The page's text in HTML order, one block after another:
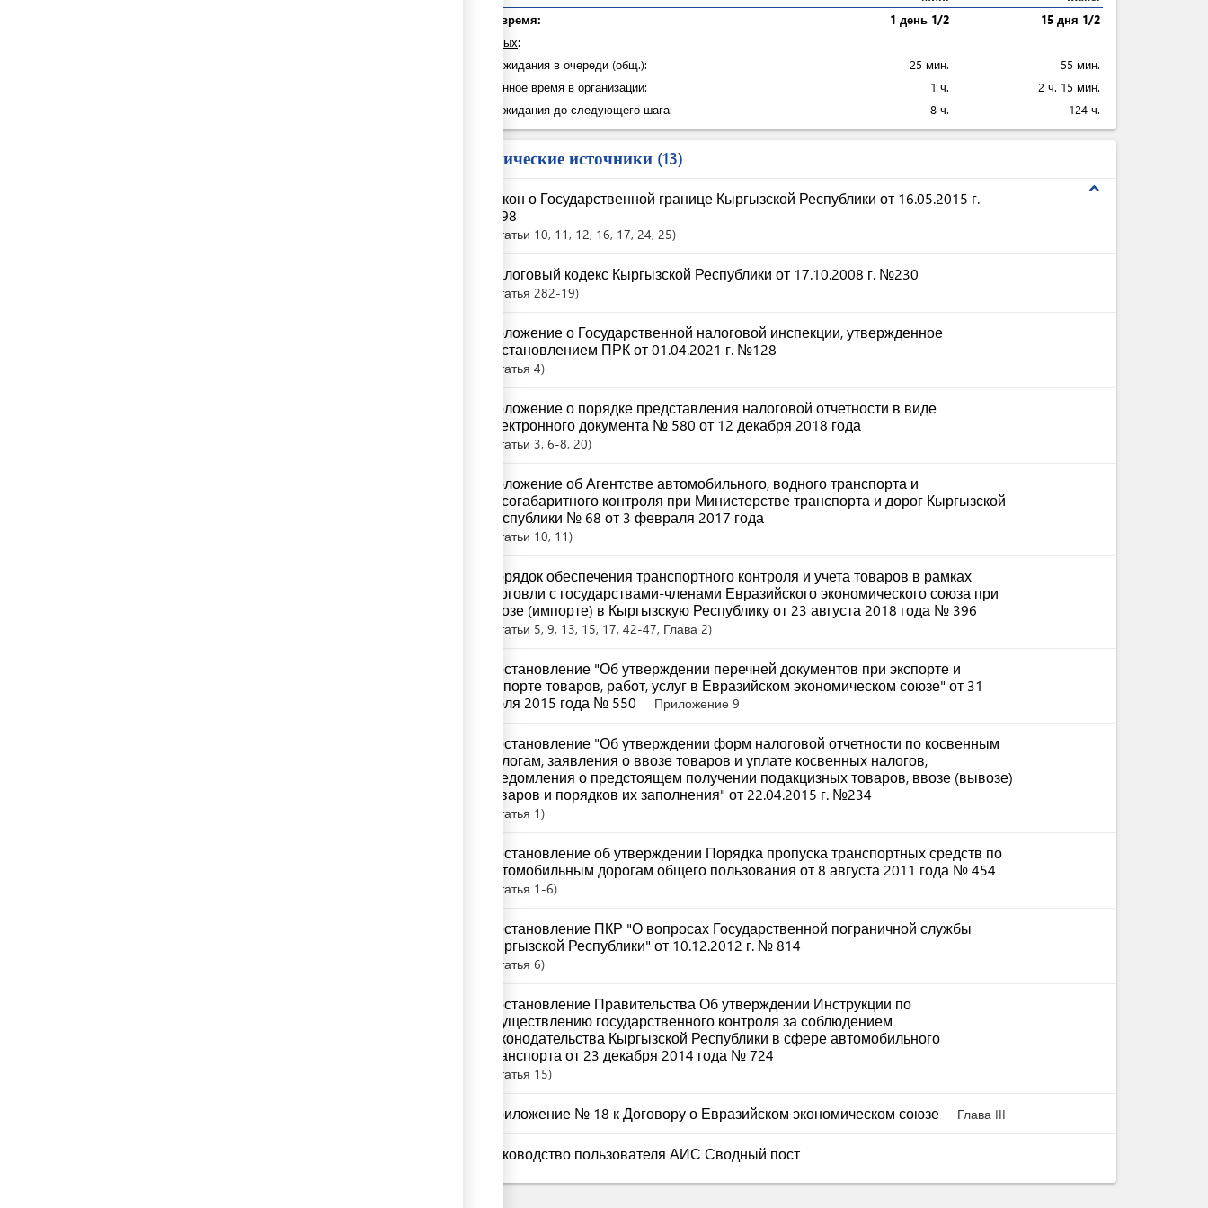
Общее время:
1 день 1/2
15 дня 1/2
из которых:
Время ожидания в очереди (общ.):
25 мин.
55 мин.
Затраченное время в организации:
1 ч.
2 ч. 15 мин.
Время ожидания до следующего шага:
8 ч. 124 ч.
Юридические источники 13
expand_less
Закон о Государственной границе Кыргызской Республики от 16.05.2015 г.
№98
Статьи 10, 11, 12, 16, 17, 24, 25
Налоговый кодекс Кыргызской Республики от 17.10.2008 г. №230
Статья 282-19
Положение о Государственной налоговой инспекции, утвержденное
постановлением ПРК от 01.04.2021 г. №128
Статья 4
Положение о порядке представления налоговой отчетности в виде
электронного документа № 580 от 12 декабря 2018 года
Статьи 3, 6-8, 20
Положение об Агентстве автомобильного, водного транспорта и
весогабаритного контроля при Министерстве транспорта и дорог Кыргызской
Республики № 68 от 3 февраля 2017 года
Статьи 10, 11
Порядок обеспечения транспортного контроля и учета товаров в рамках
торговли с государствами-членами Евразийского экономического союза при
ввозе (импорте) в Кыргызскую Республику от 23 августа 2018 года № 396
Статьи 5, 9, 13, 15, 17, 42-47, Глава 2
Постановление "Об утверждении перечней документов при экспорте и
импорте товаров, работ, услуг в Евразийском экономическом союзе" от 31
июля 2015 года № 550
Приложение 9
Постановление "Об утверждении форм налоговой отчетности по косвенным
налогам, заявления о ввозе товаров и уплате косвенных налогов,
уведомления о предстоящем получении подакцизных товаров, ввозе (вывозе)
товаров и порядков их заполнения" от 22.04.2015 г. №234
Статья 1
Постановление об утверждении Порядка пропуска транспортных средств по
автомобильным дорогам общего пользования от 8 августа 2011 года № 454
Статья 1-6
Постановление ПКР "О вопросах Государственной пограничной службы
Кыргызской Республики" от 10.12.2012 г. № 814
Статья 6
Постановление Правительства Об утверждении Инструкции по
осуществлению государственного контроля за соблюдением
законодательства Кыргызской Республики в сфере автомобильного
транспорта от 23 декабря 2014 года № 724
Статья 15
Приложение № 18 к Договору о Евразийском экономическом союзе Глава III
Руководство пользователя АИС Сводный пост